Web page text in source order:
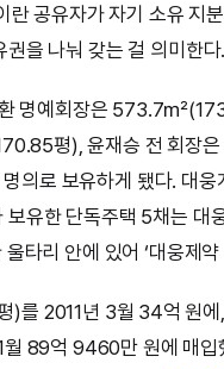
란 공유자가 자기 소유 지
을 나눠 갖는 걸 의미한다.
명예회장은 573.7㎡
평), 윤재승 전 회장
로 보유하게 됐다. 대웅
유한 단독주택 5채는 대
타리 안에 있어 ‘대웅제약
를 2011년 3월 34억 원에
89억 9460만 원에 매입